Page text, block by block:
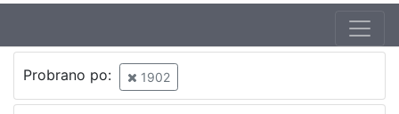
Probrano po: 1902